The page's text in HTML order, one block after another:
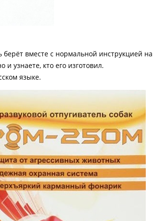
вместе с нормальной инструкцией
и узнаете, кто его изготовил.
языке.